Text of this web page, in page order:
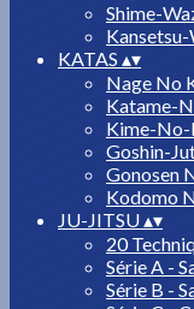
Shime-
Kansetsu-
KATAS ▴▾
Nage No
Katame-
Kime-
Goshin-
Gonosen
Kodomo
JU-JITSU▴▾
20
Série A -
Série B -